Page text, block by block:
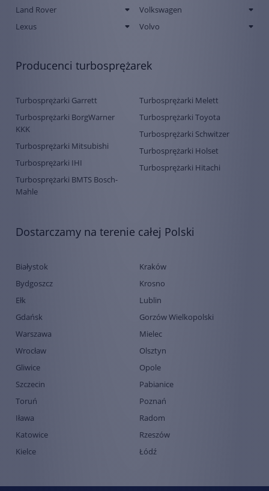
Land Rover
Lexus
Volkswagen
Volvo
Producenci turbosprężarek
Turbosprężarki Garrett
Turbosprężarki BorgWarner
KKK
Turbosprężarki Mitsubishi
Turbosprężarki IHI
Turbosprężarki BMTS Bosch-
Mahle
Turbosprężarki Melett
Turbosprężarki Toyota
Turbosprężarki Schwitzer
Turbosprężarki Holset
Turbosprężarki Hitachi
Dostarczamy na terenie całej Polski
Białystok
Bydgoszcz
Ełk
Gdańsk
Warszawa
Wrocław
Gliwice
Szczecin
Toruń
Iława
Katowice
Kielce
Kraków
Krosno
Lublin
Gorzów Wielkopolski
Mielec
Olsztyn
Opole
Pabianice
Poznań
Radom
Rzeszów
Łódź